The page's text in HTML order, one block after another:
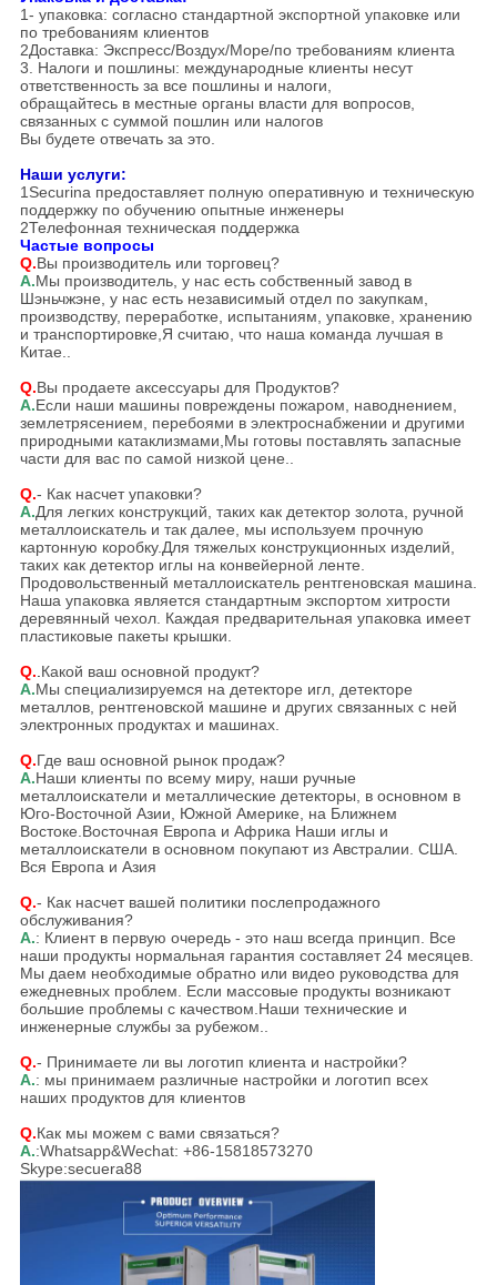
1- упаковка: согласно стандартной экспортной упаковке или
по требованиям клиентов
2Доставка: Экспресс/Воздух/Море/по требованиям клиента
3. Налоги и пошлины: международные клиенты несут
ответственность за все пошлины и налоги,
обращайтесь в местные органы власти для вопросов,
связанных с суммой пошлин или налогов
Вы будете отвечать за это.
Наши услуги:
1Securina предоставляет полную оперативную и техническую
поддержку по обучению опытные инженеры
2Телефонная техническая поддержка
Частые вопросы
Q.Вы производитель или торговец?
А.Мы производитель, у нас есть собственный завод в
Шэньчжэне, у нас есть независимый отдел по закупкам,
производству, переработке, испытаниям, упаковке, хранению
и транспортировке,Я считаю, что наша команда лучшая в
Китае..
Q.Вы продаете аксессуары для Продуктов?
А.Если наши машины повреждены пожаром, наводнением,
землетрясением, перебоями в электроснабжении и другими
природными катаклизмами,Мы готовы поставлять запасные
части для вас по самой низкой цене..
Q.- Как насчет упаковки?
А.Для легких конструкций, таких как детектор золота, ручной
металлоискатель и так далее, мы используем прочную
картонную коробку.Для тяжелых конструкционных изделий,
таких как детектор иглы на конвейерной ленте.
Продовольственный металлоискатель рентгеновская машина.
Наша упаковка является стандартным экспортом хитрости
деревянный чехол. Каждая предварительная упаковка имеет
пластиковые пакеты крышки.
Q..Какой ваш основной продукт?
А.Мы специализируемся на детекторе игл, детекторе
металлов, рентгеновской машине и других связанных с ней
электронных продуктах и машинах.
Q.Где ваш основной рынок продаж?
А.Наши клиенты по всему миру, наши ручные
металлоискатели и металлические детекторы, в основном в
Юго-Восточной Азии, Южной Америке, на Ближнем
Востоке.Восточная Европа и Африка Наши иглы и
металлоискатели в основном покупают из Австралии. США.
Вся Европа и Азия
Q.- Как насчет вашей политики послепродажного
обслуживания?
А.: Клиент в первую очередь - это наш всегда принцип. Все
наши продукты нормальная гарантия составляет 24 месяцев.
Мы даем необходимые обратно или видео руководства для
ежедневных проблем. Если массовые продукты возникают
большие проблемы с качеством.Наши технические и
инженерные службы за рубежом..
Q.- Принимаете ли вы логотип клиента и настройки?
А.: мы принимаем различные настройки и логотип всех
наших продуктов для клиентов
Q.Как мы можем с вами связаться?
А.:Whatsapp&Wechat: +86-15818573270
Skype:secuera88